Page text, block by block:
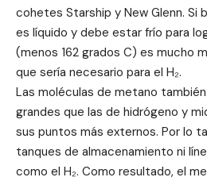
cohetes Starship y New Glenn. Si
es líquido y debe estar frío para
(menos 162 grados C) es mucho
que sería necesario para el H₂.
Las moléculas de metano
grandes que las de hidrógeno y
sus puntos más externos. Por lo
tanques de almacenamiento ni
como el H₂. Como resultado, el